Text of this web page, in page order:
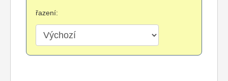
řazení: